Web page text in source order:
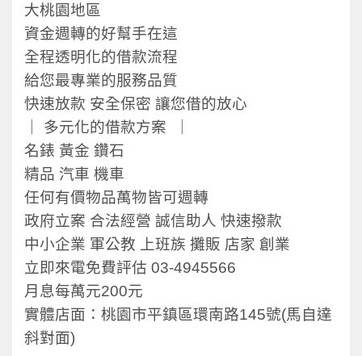
大桃園地區
資金週轉的好幫手在這
全程透明化的借款流程
給您最專業的服務品質
快速放款 安全保密 讓您借的放心
｜ 多元化的借款方案 ｜
名錶 黃金 鑽石
精品 汽車​ 機車
任何有價物品萬物皆可週轉
政府立案 合法經營 誠信助人 快速撥款
中小企業 軍公教 上班族 攤販 店家 創業
立即來電免費評估 03-4945566
月息每萬元200元
實體店面：桃園市平鎮區環南路145號(馬自達
斜對面)